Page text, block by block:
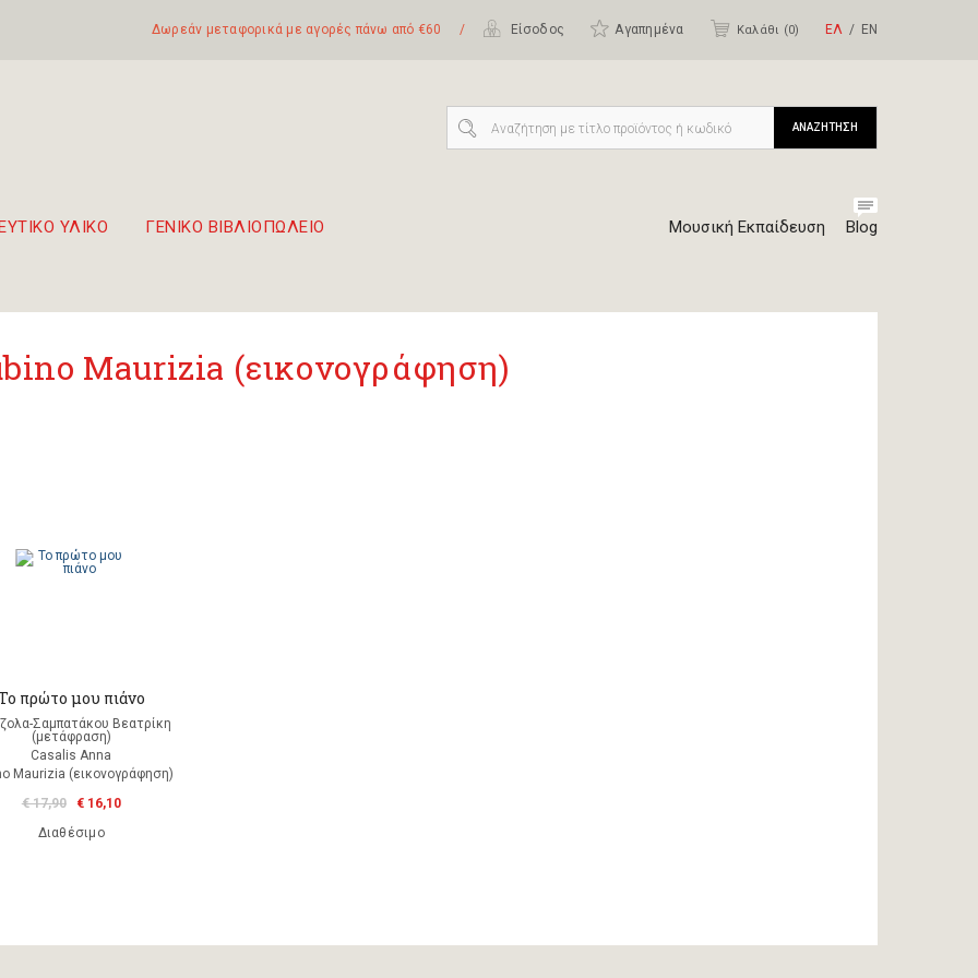
Δωρεάν μεταφορικά με αγορές πάνω από €60 / Είσοδος Αγαπημένα Καλάθι (0) ΕΛ ΕΝ
ΥΛΙΚΟ ΓΕΝΙΚΟ ΒΙΒΛΙΟΠΩΛΕΙΟ Μουσική Εκπαίδευση Blog
ΑΝΑΖΗΤΗΣΗ
Maurizia (εικονογράφηση)
πρώτο μου πιάνο
Σαμπατάκου Βεατρίκη
(μετάφραση)
Casalis Anna
Maurizia (εικονογράφηση)
€ 17,90
€ 16,10
Διαθέσιμο